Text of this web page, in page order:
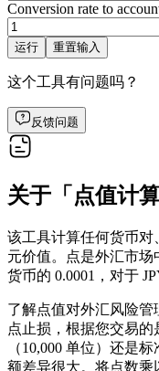
Conversion rate to
运行 重置输入
这个工具有问题吗？
反馈问题
关于「点值计算
该工具计算任何货币对
元价值。点是外汇市
货币的 0.0001，对于
了解点值对外汇风险管
点止损，根据您交易的
（10,000 单位）还是
额差异很大。将点数乘